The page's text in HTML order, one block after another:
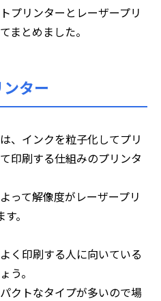
プリンターとレーザープリ
まとめました。
ター
、インクを粒子化してプリ
印刷する仕組みのプリンタ
って解像度がレーザープリ
。
く印刷する人に向いている
う。
クトなタイプが多いので場